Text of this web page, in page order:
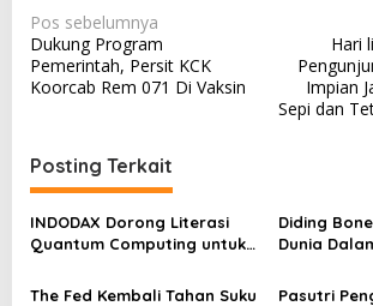
N
a
v
g
a
s
i
p
Pos sebelumnya
Dukung Program
Pemerintah, Persit KCK
Koorcab Rem 071 Di Vaksin
Hari
Impian
Sepi dan
Posting Terkait
INDODAX Dorong Literasi
Quantum Computing untuk
Blockchain
Diding
Dunia
The Fed Kembali Tahan Suku
Pasutri